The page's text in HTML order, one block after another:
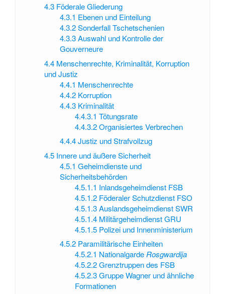
4.3 Föderale Gliederung
4.3.1 Ebenen und Einteilung
4.3.2 Sonderfall Tschetschenien
4.3.3 Auswahl und Kontrolle der
Gouverneure
4.4 Menschenrechte, Kriminalität, Korruption
und Justiz
4.4.1 Menschenrechte
4.4.2 Korruption
4.4.3 Kriminalität
4.4.3.1 Tötungsrate
4.4.3.2Organisiertes Verbrechen
4.4.4 Justiz und Strafvollzug
4.5 Innere und äußere Sicherheit
4.5.1 Geheimdienste und
Sicherheitsbehörden
4.5.1.1 Inlandsgeheimdienst FSB
4.5.1.2 Föderaler Schutzdienst FSO
4.5.1.3Auslandsgeheimdienst SWR
4.5.1.4 Militärgeheimdienst GRU
4.5.1.5 Polizei und Innenministerium
4.5.2 Paramilitärische Einheiten
4.5.2.1 NationalgardeRosgwardija
4.5.2.2Grenztruppen des FSB
4.5.2.3Gruppe Wagner und ähnliche
Formationen